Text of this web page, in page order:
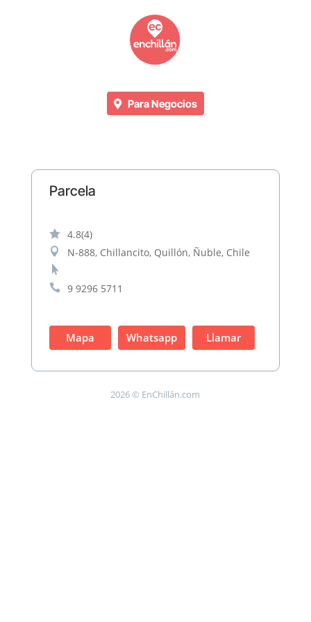
Para Negocios
Parcela
 4.8(4)
 N-888, Chillancito, Quillón, Ñuble, Chile


9 9296 5711
Mapa Whatsapp Llamar
2026 © EnChillán.com